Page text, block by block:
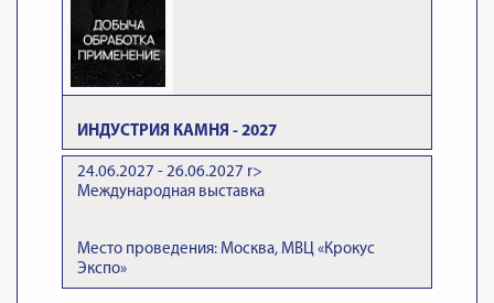
ИНДУСТРИЯ КАМНЯ - 2027
24.06.2027 - 26.06.2027 r>
Международная выставка
Место проведения: Москва, МВЦ «Крокус
Экспо»